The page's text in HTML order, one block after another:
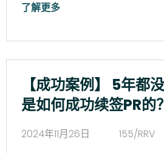
了解更多
【成功案例】 5年都
是如何成功续签PR的？
2024年11月26日
155/RRV